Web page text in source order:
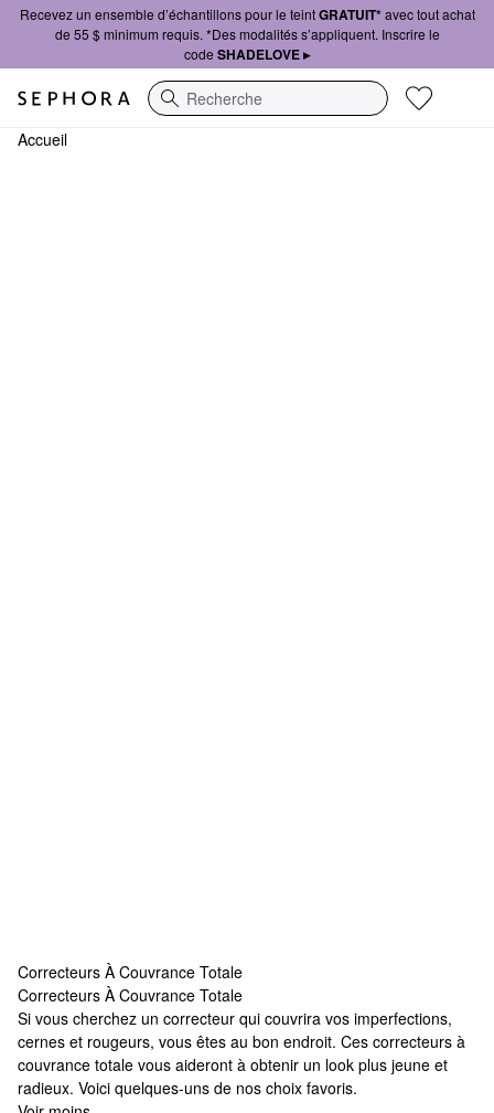
Recevez un ensemble d’échantillons pour le teintGRATUIT*avec tout achat
de 55 $ minimum requis. *Des modalités s’appliquent. Inscrire le
code SHADELOVE ▸
Recherche
Accueil
Correcteurs À Couvrance Totale
Correcteurs À Couvrance Totale
Correcteurs À Couvrance Totale
Si vous cherchez un correcteur qui couvrira vos imperfections,
cernes et rougeurs, vous êtes au bon endroit. Ces correcteurs à
couvrance totale vous aideront à obtenir un look plus jeune et
radieux. Voici quelques-uns de nos choix favoris.